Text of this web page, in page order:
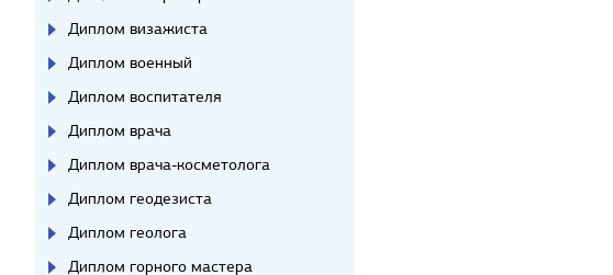
Диплом визажиста
Диплом военный
Диплом воспитателя
Диплом врача
Диплом врача-косметолога
Диплом геодезиста
Диплом геолога
Диплом горного мастера